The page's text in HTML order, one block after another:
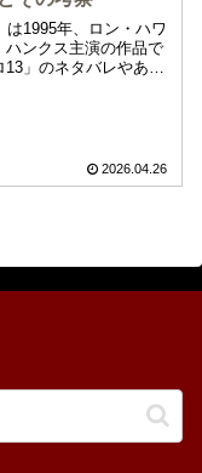
は1995年、ロン・ハワ
ハンクス主演の作品で
」のネタバレやあら
2026.04.26